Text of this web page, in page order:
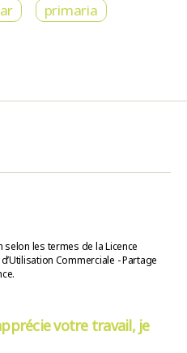
primaria
les termes de la Licence
Commerciale - Partage
votre travail, je